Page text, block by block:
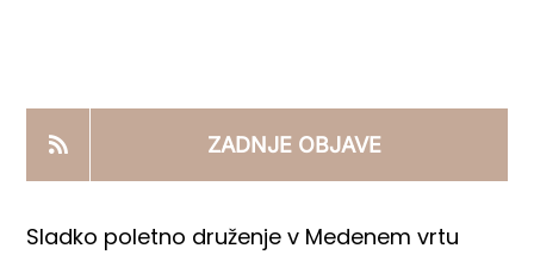
PRODAJNI IZDELKI
AKTUALNO
ZADNJE OBJAVE
Sladko poletno druženje v Medenem vrtu